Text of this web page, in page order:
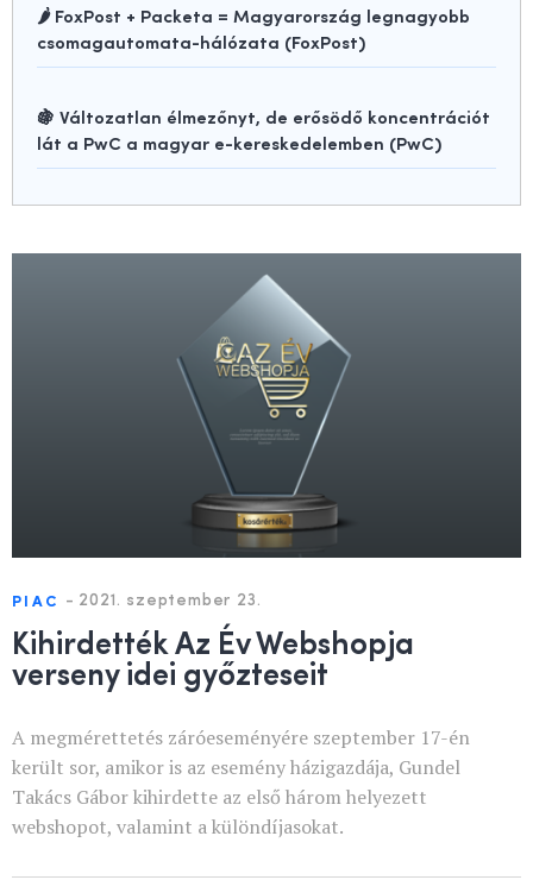
🌶️ FoxPost + Packeta = Magyarország legnagyobb
csomagautomata-hálózata (FoxPost)
🍇 Változatlan élmezőnyt, de erősödő koncentrációt
lát a PwC a magyar e-kereskedelemben (PwC)
PIAC - 2021. szeptember 23.
Kihirdették Az Év Webshopja
verseny idei győzteseit
A megmérettetés záróeseményére szeptember 17-én
került sor, amikor is az esemény házigazdája, Gundel
Takács Gábor kihirdette az első három helyezett
webshopot, valamint a különdíjasokat.